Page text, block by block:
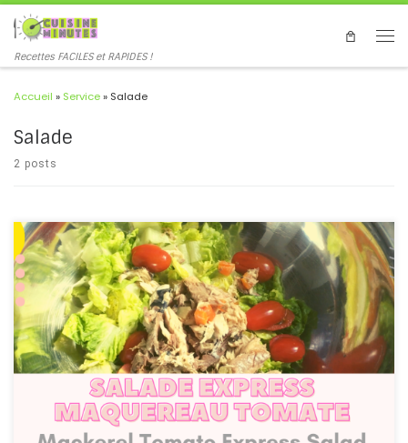
Recettes FACILES et RAPIDES !
Accueil » Service» Salade
Salade
2 posts
#salade #maquereau #tomates #rapide #express #salad
#mackerel #tomato #fast #French #recipe Une salade rapide et
pleine de protéines de poisson maquereau, prête en quelques
minutes, lorsque vous êtes pressés mais que vous voulez mangez
équilibré ! A quick and protein-packed mackerel fish salad, ready
in minutes, when you're in a hurry but want to eat a balanced diet!